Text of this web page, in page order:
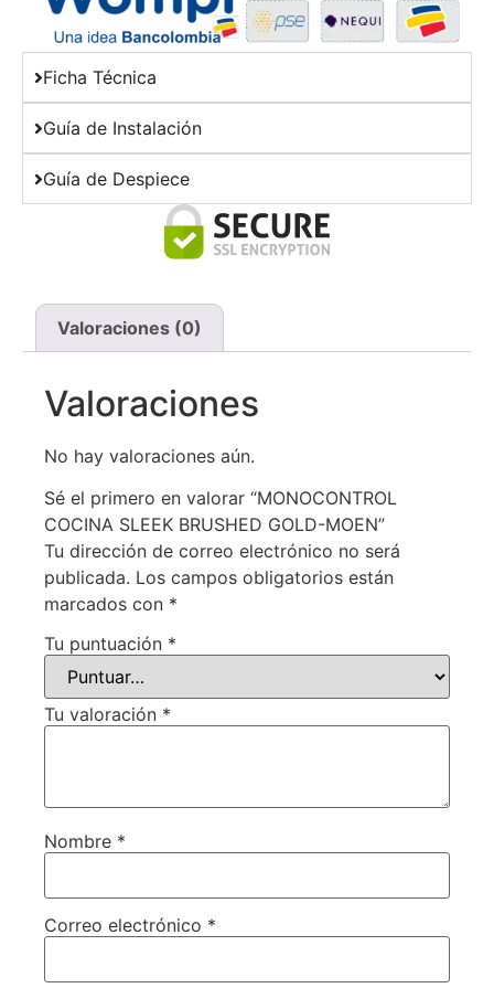
Ficha Técnica
Guía de Instalación
Guía de Despiece
Valoraciones (0)
Valoraciones
No hay valoraciones aún.
Sé el primero en valorar “MONOCONTROL
COCINA SLEEK BRUSHED GOLD-MOEN”
Tu dirección de correo electrónico no será
publicada. Los campos obligatorios están
marcados con *
Tu puntuación *
Tu valoración *
Nombre *
Correo electrónico *